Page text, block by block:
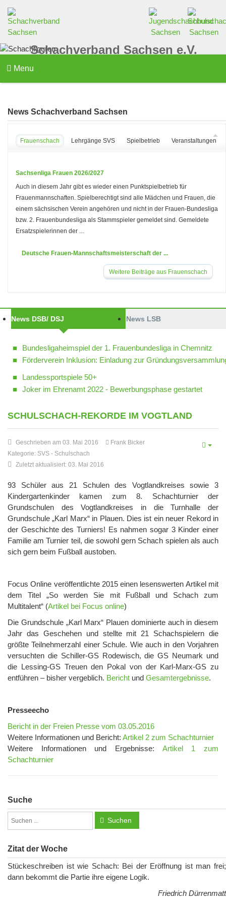
Schachverband Sachsen e.V.
Menu
News Schachverband Sachsen
Frauenschach Lehrgänge SVS Spielbetrieb Veranstaltungen
Sachsenliga Frauen 2026/2027
Auch in diesem Jahr gibt es wieder einen Punktspielbetrieb für
Frauenmannschaften. Spielberechtigt sind alle Mädchen und Frauen, die
einem sächsischen Verein angehören und nicht in der Frauen-Bundesliga
bzw. 2. Frauenbundesliga als Stammspieler gemeldet sind. Gemeldete
Ersatzspielerinnen der ...
Deutsche Frauen-Mannschaftsmeisterschaft der ...
Weitere Beiträge aus Frauenschach
News DSB/ DSJ News LSB
Bundesligaheimspiel der 1. Frauenbundesliga in Chemnitz
Förderverein Inklusion: Einladung zur
Landessportspiele 50+
Joker im Ehrenamt 2022 - Bewerbungsphase gestartet
SCHULSCHACH-REKORDE IM VOGTLAND
Geschrieben am 03. Mai 2016
Frank Bicker
Kategorie: SVS - Schulschach
Zuletzt aktualisiert: 03. Mai 2016
93 Schüler aus 21 Schulen des Vogtlandkreises sowie 3
Kindergartenkinder kamen zum 8. Schachturnier der
Grundschulen des Vogtlandkreises in die Turnhalle der
Grundschule „Karl Marx“ in Plauen. Dies ist ein neuer Rekord in
der Geschichte des Turniers! Es nahmen sogar 3 Kinder einer
Familie am Turnier teil, die sowohl gern Schach spielen als auch
sich gern beim Fußball austoben.
Focus Online veröffentlichte 2015 einen lesenswerten Artikel mit
dem Titel „So werden Sie mit Fußball und Schach zum
Multitalent“ (Artikel bei Focus online)
Die Grundschule „Karl Marx“ Plauen dominierte auch in diesem
Jahr das Geschehen und stellte mit 21 Schachspielern die
größte Teilnehmerzahl einer Schule. Wie auch in den Vorjahren
versuchten die Schiller-GS Rodewisch, die GS Neumark und
die Lessing-GS Treuen den Pokal von der Karl-Marx-GS zu
entführen – bisher vergeblich. Bericht und Gesamtergebnisse.
Presseecho
Bericht in der Freien Presse vom 03.05.2016
Weitere Informationen und Bericht: Artikel 2 zum Schachturnier
Weitere Informationen und Ergebnisse: Artikel 1 zum
Schachturnier
Suche
Suchen
Zitat der Woche
Stückeschreiben ist wie Schach: Bei der Eröffnung ist man frei;
dann bekommt die Partie ihre eigene Logik.
Friedrich Dürrenmatt